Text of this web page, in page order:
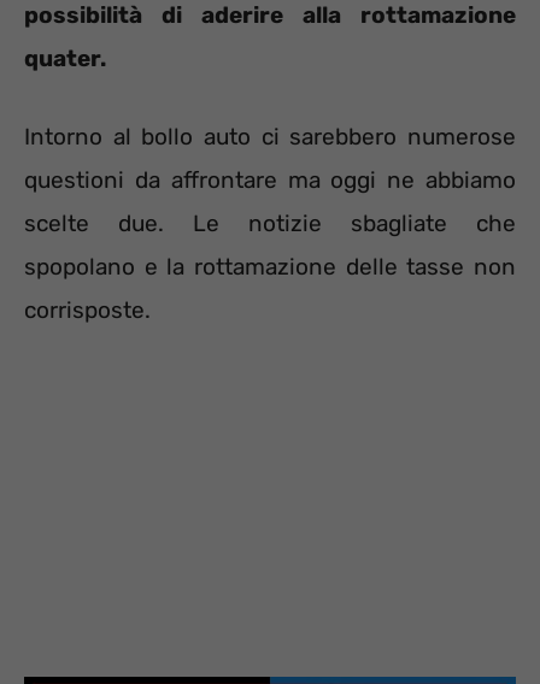
possibilità di aderire alla rottamazione
quater.
Intorno al bollo auto ci sarebbero numerose
questioni da affrontare ma oggi ne abbiamo
scelte due. Le notizie sbagliate che
spopolano e la rottamazione delle tasse non
corrisposte.